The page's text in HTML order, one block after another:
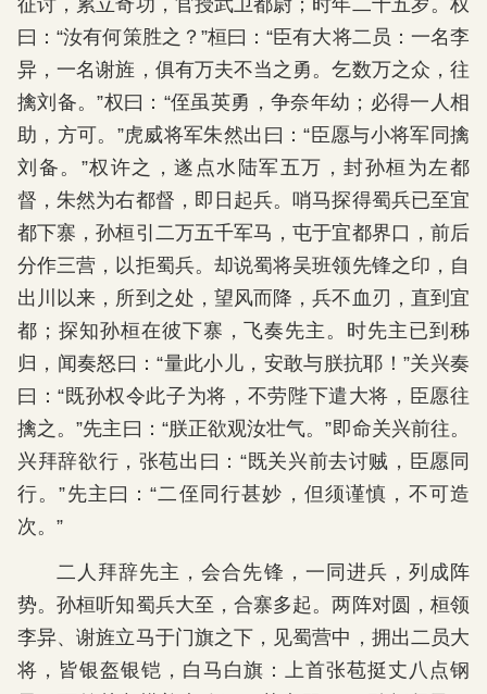
征讨，累立奇功，官授武卫都尉；时年二十五岁。权
曰：“汝有何策胜之？”桓曰：“臣有大将二员：一名李
异，一名谢旌，俱有万夫不当之勇。乞数万之众，往
擒刘备。”权曰：“侄虽英勇，争奈年幼；必得一人相
助，方可。”虎威将军朱然出曰：“臣愿与小将军同擒
刘备。”权许之，遂点水陆军五万，封孙桓为左都
督，朱然为右都督，即日起兵。哨马探得蜀兵已至宜
都下寨，孙桓引二万五千军马，屯于宜都界口，前后
分作三营，以拒蜀兵。却说蜀将吴班领先锋之印，自
出川以来，所到之处，望风而降，兵不血刃，直到宜
都；探知孙桓在彼下寨，飞奏先主。时先主已到秭
归，闻奏怒曰：“量此小儿，安敢与朕抗耶！”关兴奏
曰：“既孙权令此子为将，不劳陛下遣大将，臣愿往
擒之。”先主曰：“朕正欲观汝壮气。”即命关兴前往。
兴拜辞欲行，张苞出曰：“既关兴前去讨贼，臣愿同
行。”先主曰：“二侄同行甚妙，但须谨慎，不可造
次。”
二人拜辞先主，会合先锋，一同进兵，列成阵
势。孙桓听知蜀兵大至，合寨多起。两阵对圆，桓领
李异、谢旌立马于门旗之下，见蜀营中，拥出二员大
将，皆银盔银铠，白马白旗：上首张苞挺丈八点钢